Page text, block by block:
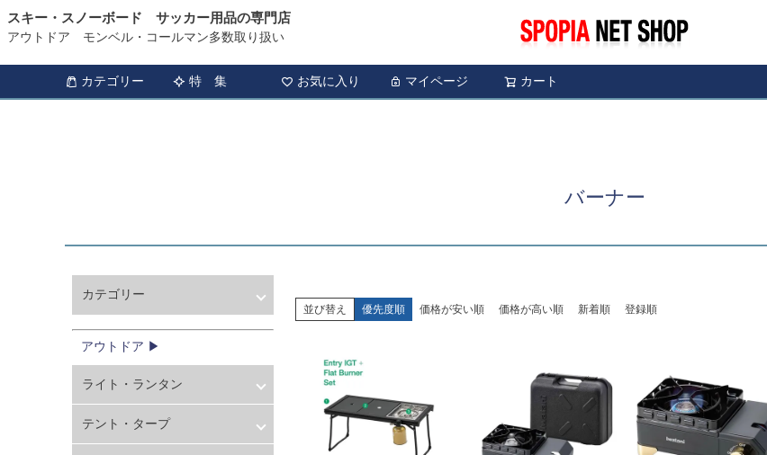
スキー・スノーボード サッカー用品の専門店
アウトドア モンベル・コールマン多数取り扱い
カテゴリー 特 集 お気に入り マイページ カート
HOME アウトドア バーベキュー・クッキング バーナー
バーナー
カテゴリー
サッカー・フットサル
アウトドア
トレッキング
バスケットボール
シューズ
ランニング用品
アウトドア ▶
ライト・ランタン
テント・タープ
並び替え 優先度順 価格が安い順 価格が高い順 新着順 登録順